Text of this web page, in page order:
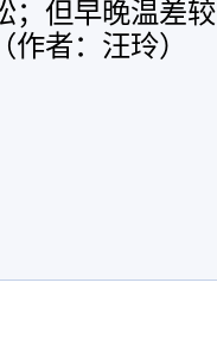
；但早晚温差
者：汪玲）